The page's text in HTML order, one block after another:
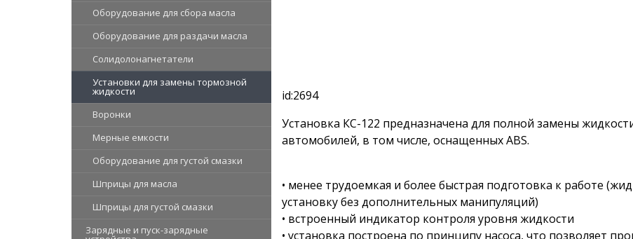
Оборудование для сбора масла
Оборудование для раздачи масла
Солидолонагнетатели
Установки для замены тормозной
жидкости
Воронки
Мерные емкости
Оборудование для густой смазки
Шприцы для масла
Шприцы для густой смазки
Зарядные и пуск-зарядные
id:2694
Установка КС-122 предназначена для полной замены
автомобилей, в том числе, оснащенных ABS.
• менее трудоемкая и более быстрая подготовка к работе
установку без дополнительных манипуляций)
• встроенный индикатор контроля уровня жидкости
• установка построена по принципу насоса, что позволяет